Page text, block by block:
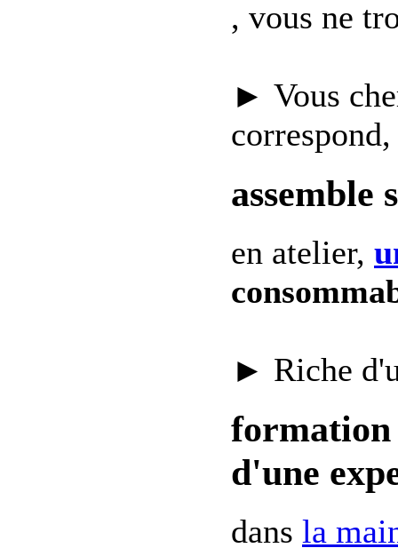
, vous ne
► Vous
correspond,
assemble
en atelier,
► Riche
formation
d'une
dans la